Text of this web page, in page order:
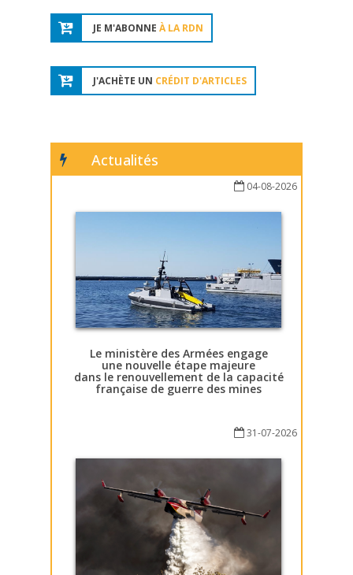
JE M'ABONNE À LA RDN
J'ACHÈTE UN CRÉDIT D'ARTICLES
Actualités
04-08-2026
Le ministère des Armées engage
une nouvelle étape majeure
dans le renouvellement de la capacité
française de guerre des mines
31-07-2026